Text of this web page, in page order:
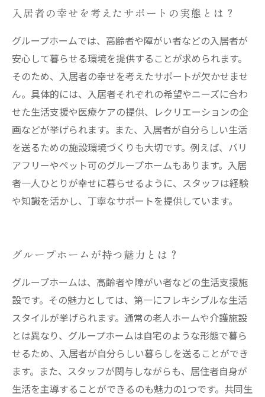
入居者の幸せを考えたサポートの実態とは？
グループホームでは、高齢者や障がい者などの入居者が
安心して暮らせる環境を提供することが求められます。
そのため、入居者の幸せを考えたサポートが欠かせませ
ん。具体的には、入居者それぞれの希望やニーズに合わ
せた生活支援や医療ケアの提供、レクリエーションの企
画などが挙げられます。また、入居者が自分らしい生活
を送るための施設環境づくりも大切です。例えば、バリ
アフリーやペット可のグループホームもあります。入居
者一人ひとりが幸せに暮らせるように、スタッフは経験
や知識を活かし、丁寧なサポートを提供しています。
グループホームが持つ魅力とは？
グループホームは、高齢者や障がい者などの生活支援施
設です。その魅力としては、第一にフレキシブルな生活
スタイルが挙げられます。通常の老人ホームや介護施設
とは異なり、グループホームは自宅のような形態で暮ら
せるため、入居者が自分らしい暮らしを送ることができ
ます。また、スタッフが関与しながらも、居住者自身が
生活を主導することができるのも魅力の1つです。共同生